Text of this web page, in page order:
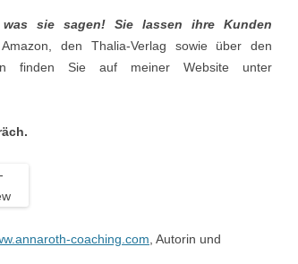
was sie sagen! Sie lassen ihre Kunden
den Thalia-Verlag sowie über den
finden Sie auf meiner Website unter
coaching.com , Autorin und